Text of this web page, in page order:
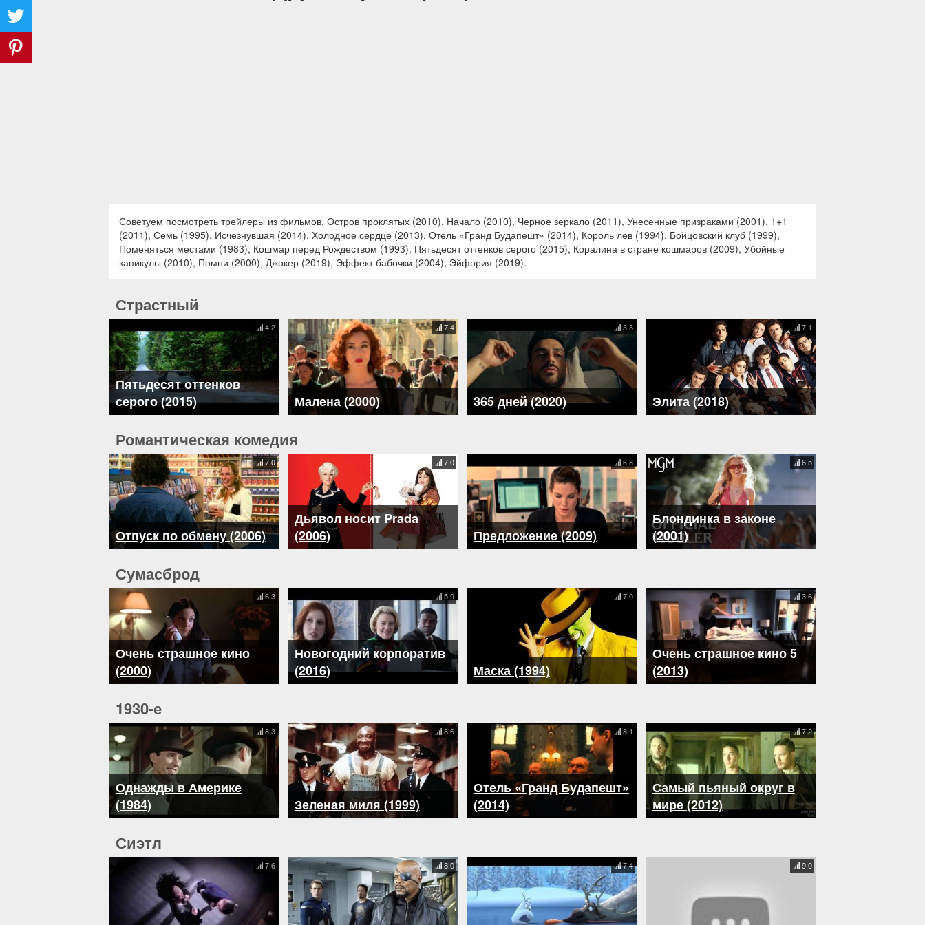
Советуем посмотреть трейлеры из фильмов: Остров проклятых (2010), Начало (2010), Черное зеркало (2011), Унесенные призраками (2001), 1+1
(2011), Семь (1995), Исчезнувшая (2014), Холодное сердце (2013), Отель «Гранд Будапешт» (2014), Король лев (1994), Бойцовский клуб (1999),
Поменяться местами (1983), Кошмар перед Рождеством (1993), Пятьдесят оттенков серого (2015), Коралина в стране кошмаров (2009), Убойные
каникулы (2010), Помни (2000), Джокер (2019), Эффект бабочки (2004), Эйфория (2019).
Страстный
Пятьдесят оттенков
серого (2015)
4.2
Малена (2000)
7.4
365 дней (2020)
3.3
Элита (2018)
7.1
Романтическая комедия
Отпуск по обмену (2006)
7.0
Дьявол носит Prada
(2006)
7.0
Предложение (2009)
6.8
Блондинка в законе
(2001)
6.5
Сумасброд
Очень страшное кино
(2000)
6.3
Новогодний корпоратив
(2016)
5.9
Маска (1994)
7.0
Очень страшное кино 5
(2013)
3.6
1930-е
Однажды в Америке
(1984)
8.3
Зеленая миля (1999)
8.6
Отель «Гранд Будапешт»
(2014)
8.1
Самый пьяный округ в
мире (2012)
7.2
Сиэтл
7.6 8.0 7.4 9.0